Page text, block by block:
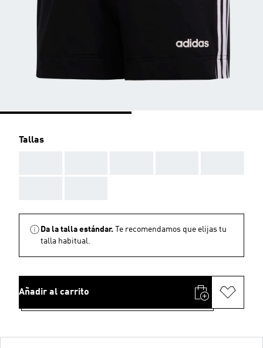
Tallas
Da la talla estándar.
Te recomendamos que elijas tu
talla habitual.
Añadir al carrito